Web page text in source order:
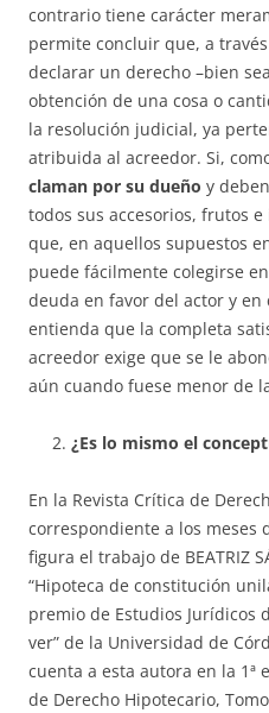
contrario tiene carácter
permite concluir que, a
declarar un derecho –bien
obtención de una cosa o
la resolución ju­dicial, ya
atribuida al acreedor. Si,
claman por su dueño y
todos sus accesorios, frutos
que, en aquellos supuestos
puede fácilmente colegirse
deuda en favor del actor y
entienda que la completa
acreedor exige que se le
aún cuando fuese menor de
¿Es lo mismo el
En la Revista Crítica de
corres­pon­diente a los meses
figura el trabajo de BEATRIZ
“Hipoteca de constitución
premio de Estudios Jurídicos
ver” de la Universidad de
cuenta a es­ta autora en la 1ª
de Derecho Hipotecario,